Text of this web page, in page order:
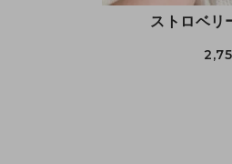
ストロベリ